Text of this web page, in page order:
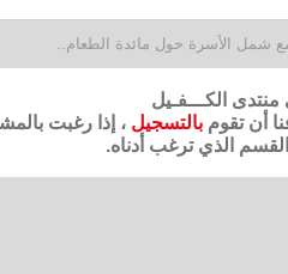
شمل الأسرة حول مائدة الطعام..
الكـــفـيل
أن تقوم بالتسجيل ، إذا رغبت
الذي ترغب أدناه.